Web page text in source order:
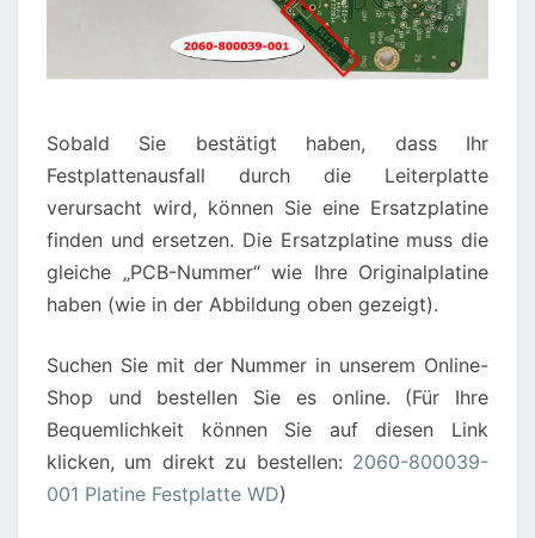
Sobald Sie bestätigt haben, dass Ihr
Festplattenausfall durch die Leiterplatte
verursacht wird, können Sie eine Ersatzplatine
finden und ersetzen. Die Ersatzplatine muss die
gleiche „PCB-Nummer“ wie Ihre Originalplatine
haben (wie in der Abbildung oben gezeigt).
Suchen Sie mit der Nummer in unserem Online-
Shop und bestellen Sie es online. (Für Ihre
Bequemlichkeit können Sie auf diesen Link
klicken, um direkt zu bestellen: 2060-800039-
001 Platine Festplatte WD)